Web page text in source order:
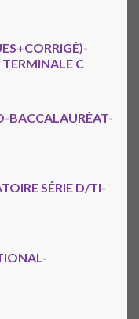
C
BACCALAURÉAT-
SÉRIE D/TI-